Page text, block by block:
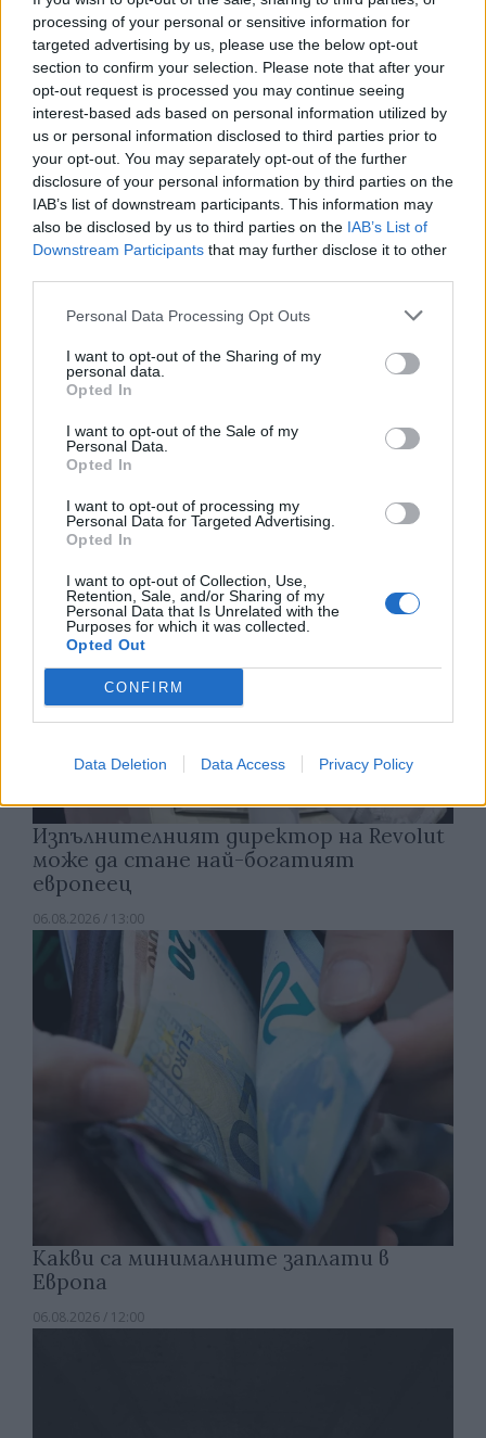
processing of your personal or sensitive information for
targeted advertising by us, please use the below opt-out
section to confirm your selection. Please note that after your
opt-out request is processed you may continue seeing
interest-based ads based on personal information utilized by
us or personal information disclosed to third parties prior to
your opt-out. You may separately opt-out of the further
disclosure of your personal information by third parties on the
IAB’s list of downstream participants. This information may
also be disclosed by us to third parties on the IAB’s List of
Downstream Participants that may further disclose it to other
Personal Data Processing Opt Outs
I want to opt-out of the Sharing of my
personal data.
Opted In
I want to opt-out of the Sale of my
Personal Data.
Opted In
I want to opt-out of processing my
Personal Data for Targeted Advertising.
Opted In
I want to opt-out of Collection, Use,
Retention, Sale, and/or Sharing of my
Personal Data that Is Unrelated with the
Purposes for which it was collected.
Opted Out
CONFIRM
Data Deletion Data Access Privacy Policy
Ню Йорк стана 14-ият щат на САЩ, в
който е разрешена евтаназията
06.08.2026 / 16:00
да възобнови работата на въглищна
електроцентрала
06.08.2026 / 15:30
Изпълнителният директор на Revolut
може да стане най-богатият
европеец
06.08.2026 / 13:00
Какви са минималните заплати в
Европа
06.08.2026 / 12:00